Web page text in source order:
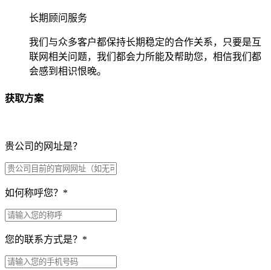
长期顾问服务
我们与众多客户都保持长期稳定的合作关系，只要是互
联网相关问题，我们都会力所能及帮助您，相信我们都
会感到相识恨晚。
获取方案
贵公司的网址是？
如何称呼您？ *
您的联系方式是？ *